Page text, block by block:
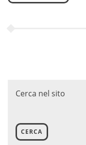
Cerca nel sito
CERCA